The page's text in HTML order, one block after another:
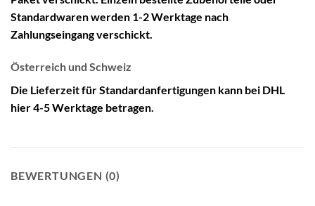
Standardwaren werden 1-2 Werktage nach
Zahlungseingang verschickt.
Österreich und Schweiz
Die Lieferzeit für Standardanfertigungen kann bei DHL
hier 4-5 Werktage betragen.
BEWERTUNGEN (0)